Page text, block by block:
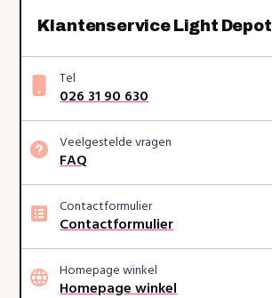
Klantenservice Light Depot
Tel
026 31 90 630
Veelgestelde vragen
FAQ
Contactformulier
Contactformulier
Homepage winkel
Homepage winkel